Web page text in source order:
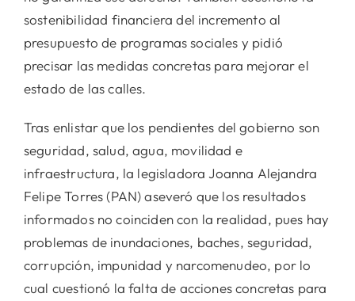
sostenibilidad financiera del incremento al
presupuesto de programas sociales y pidió
precisar las medidas concretas para mejorar el
estado de las calles.
Tras enlistar que los pendientes del gobierno son
seguridad, salud, agua, movilidad e
infraestructura, la legisladora Joanna Alejandra
Felipe Torres (PAN) aseveró que los resultados
informados no coinciden con la realidad, pues hay
problemas de inundaciones, baches, seguridad,
corrupción, impunidad y narcomenudeo, por lo
cual cuestionó la falta de acciones concretas para